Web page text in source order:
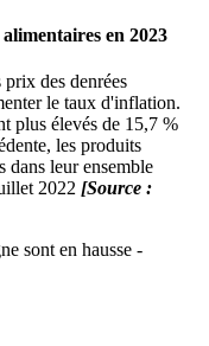
en 2023
des denrées
le taux d'inflation.
plus élevés de 15,7 %
les produits
dans leur ensemble
2022 [Source :